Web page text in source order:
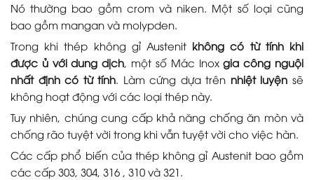
Nó thường bao gồm crom và niken. Một số loại cũng
bao gồm mangan và molypden.
Trong khi thép không gỉ Austenit không có từ tính khi
được ủ với dung dịch, một số Mác Inoxgia công nguội
nhất định có từ tính. Làm cứng dựa trên nhiệt luyện sẽ
không hoạt động với các loại thép này.
Tuy nhiên, chúng cung cấp khả năng chống ăn mòn và
chống rão tuyệt vời trong khi vẫn tuyệt vời cho việc hàn.
Các cấp phổ biến của thép không gỉ Austenit bao gồm
các cấp 303, 304, 316 , 310 và 321.